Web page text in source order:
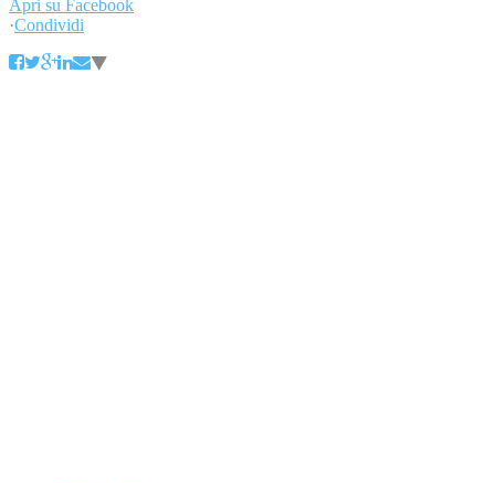
Apri su Facebook
·Condividi